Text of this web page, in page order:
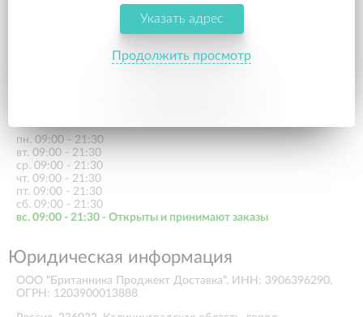
Условия доставки
от удаленности Вашей локации по отношению к ресторану
После заказа с Вами свяжется сотрудник для уточнения
пн. 09:00 - 21:30
вт. 09:00 - 21:30
ср. 09:00 - 21:30
чт. 09:00 - 21:30
пт. 09:00 - 21:30
сб. 09:00 - 21:30
вс. 09:00 - 21:30 - Открыты и принимают заказы
Юридическая информация
ООО "Британника Проджект Доставка", ИНН: 3906396290,
ОГРН: 1203900013888
Указать адрес
Продолжить просмотр